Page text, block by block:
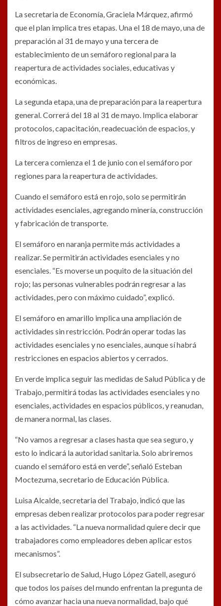
La secretaria de Economía, Graciela Márquez, afirmó
que el plan implica tres etapas. Una el 18 de mayo, una de
preparación al 31 de mayo y una tercera de
establecimiento de un semáforo regional para la
reapertura de actividades sociales, educativas y
económicas.
La segunda etapa, una de preparación para la reapertura
general. Correrá del 18 al 31 de mayo. Implica elaborar
protocolos, capacitación, readecuación de espacios, y
filtros de ingreso en empresas.
La tercera comienza el 1 de junio con el semáforo por
regiones para la reapertura de actividades.
Cuando el semáforo está en rojo, solo se permitirán
actividades esenciales, agregando minería, construcción
y fabricación de transporte.
El semáforo en naranja permite más actividades a
realizar. Se permitirán actividades esenciales y no
esenciales. “Es moverse un poquito de la situación del
rojo; las personas vulnerables podrán regresar a las
actividades, pero con máximo cuidado”, explicó.
El semáforo en amarillo implica una ampliación de
actividades sin restricción. Podrán operar todas las
actividades esenciales y no esenciales, aunque sí habrá
restricciones en espacios abiertos y cerrados.
En verde implica seguir las medidas de Salud Pública y de
Trabajo, permitirá todas las actividades esenciales y no
esenciales, actividades en espacios públicos, y reanudan,
de manera normal, las clases.
“No vamos a regresar a clases hasta que sea seguro, y
esto lo indicará la autoridad sanitaria. Solo abriremos
cuando el semáforo está en verde”, señaló Esteban
Moctezuma, secretario de Educación Pública.
Luisa Alcalde, secretaria del Trabajo, indicó que las
empresas deben realizar protocolos para poder regresar
a las actividades. “La nueva normalidad quiere decir que
trabajadores como empleadores deben aplicar estos
mecanismos”.
El subsecretario de Salud, Hugo López Gatell, aseguró
que todos los países del mundo enfrentan la pregunta de
cómo avanzar hacia una nueva normalidad, bajo qué